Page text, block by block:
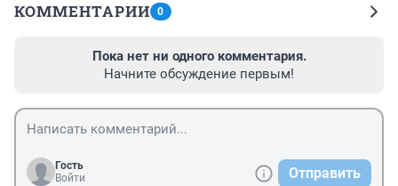
КОММЕНТАРИИ 0
Пока нет ни одного комментария.
Начните обсуждение первым!
Гость
Войти
Отправить